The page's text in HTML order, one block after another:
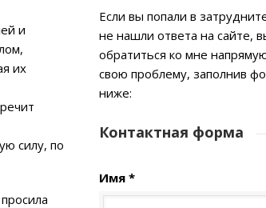
и
их
силу, по
Если вы попали в
не нашли ответа на сайте,
обратиться ко мне
свою проблему, заполнив
ниже:
Контактная форма
Имя *